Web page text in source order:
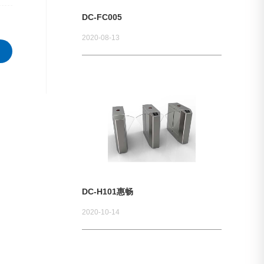
DC-FC005
2020-08-13
DC-H101惠畅
2020-10-14